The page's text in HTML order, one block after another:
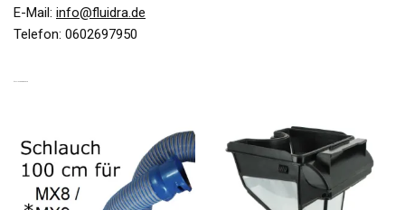
E-Mail: info@fluidra.de
Telefon: 0602697950